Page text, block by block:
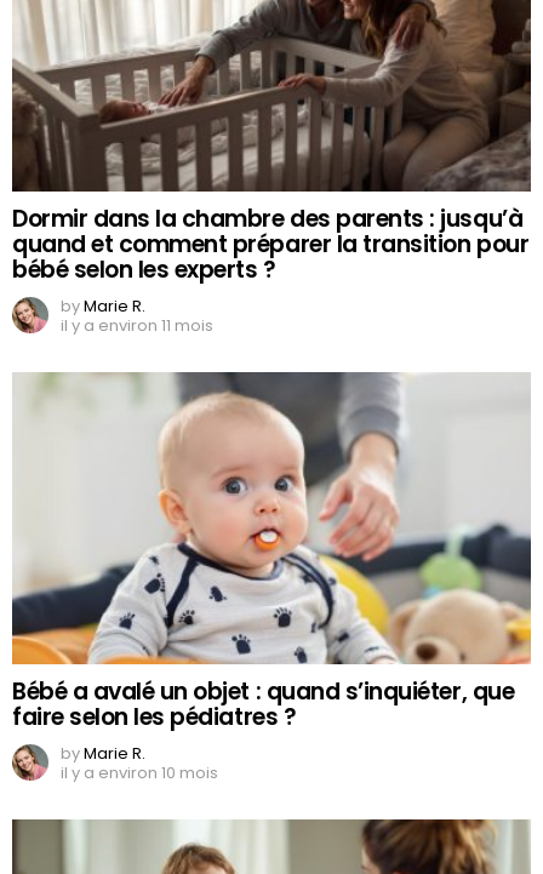
Dormir dans la chambre des parents : jusqu’à
quand et comment préparer la transition pour
bébé selon les experts ?
byMarie R.
il y a environ 11 mois
Bébé a avalé un objet : quand s’inquiéter, que
faire selon les pédiatres ?
byMarie R.
il y a environ 10 mois